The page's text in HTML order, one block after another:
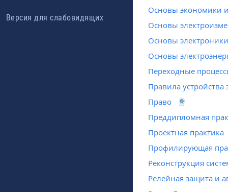
Основы экономики
Основы
Основы электроники
Основы
Переходные
Правила устройства
Право
Преддипломная
Проектная практика
Профилирующая
Реконструкция
Релейная защита и
Версия для слабовидящих